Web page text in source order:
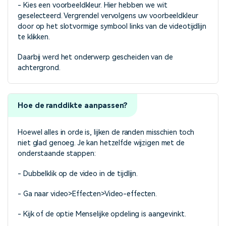
- Kies een voorbeeldkleur. Hier hebben we wit
geselecteerd. Vergrendel vervolgens uw voorbeeldkleur
door op het slotvormige symbool links van de videotijdlijn
te klikken.
Daarbij werd het onderwerp gescheiden van de
achtergrond.
Hoe de randdikte aanpassen?
Hoewel alles in orde is, lijken de randen misschien toch
niet glad genoeg. Je kan hetzelfde wijzigen met de
onderstaande stappen:
- Dubbelklik op de video in de tijdlijn.
- Ga naar video>Effecten>Video-effecten.
- Kijk of de optie Menselijke opdeling is aangevinkt.